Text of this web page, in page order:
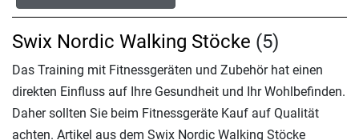
Swix Nordic Walking Stöcke (5)
Das Training mit Fitnessgeräten und Zubehör hat einen
direkten Einfluss auf Ihre Gesundheit und Ihr Wohlbefinden.
Daher sollten Sie beim Fitnessgeräte Kauf auf Qualität
achten. Artikel aus dem Swix Nordic Walking Stöcke